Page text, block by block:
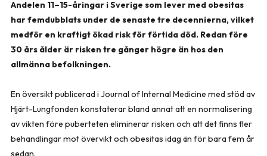
Andelen 11–15-åringar i Sverige som lever med obesitas
har femdubblats under de senaste tre decennierna, vilket
medför en kraftigt ökad risk för förtida död. Redan före
30 års ålder är risken tre gånger högre än hos den
allmänna befolkningen.
En översikt publicerad i Journal of Internal Medicine med stöd av
Hjärt-Lungfonden konstaterar bland annat att en normalisering
av vikten före puberteten eliminerar risken och att det finns fler
behandlingar mot övervikt och obesitas idag än för bara fem år
sedan.